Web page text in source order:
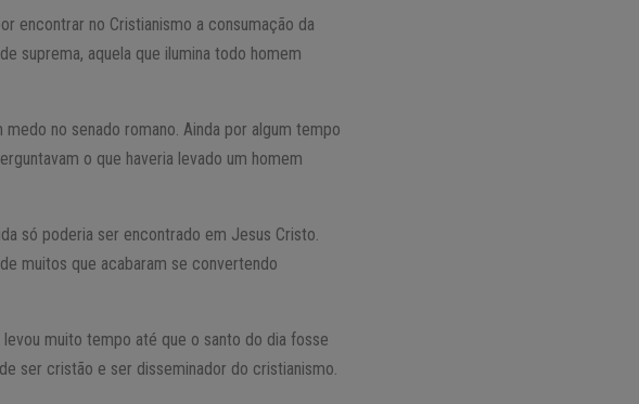
encontrar no Cristianismo a consumação da
suprema, aquela que ilumina todo homem
no senado romano. Ainda por algum tempo
o que haveria levado um homem
só poderia ser encontrado em Jesus Cristo.
muitos que acabaram se convertendo
muito tempo até que o santo do dia fosse
ser cristão e ser disseminador do cristianismo.